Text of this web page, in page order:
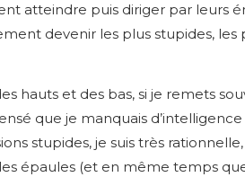
atteindre puis diriger par leurs
devenir les plus stupides, les
hauts et des bas, si je remets
que je manquais
stupides, je suis très
épaules (et en même temps